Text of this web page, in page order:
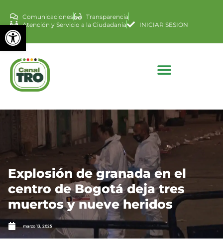
Abrir barra de
Comunicaciones
Transparencia
Atención y Servicio a la Ciudadanía
INICIAR SESION
Explosión de granada en el
centro de Bogotá deja tres
muertos y nueve heridos
marzo 13, 2025